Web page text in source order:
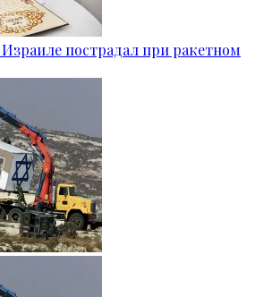
пострадал при ракетном